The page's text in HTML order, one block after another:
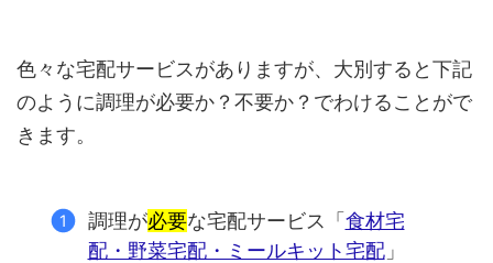
色々な宅配サービスがありますが、大別すると下記
のように調理が必要か？不要か？でわけることがで
きます。
調理が必要な宅配サービス「食材宅
配・野菜宅配・ミールキット宅配」